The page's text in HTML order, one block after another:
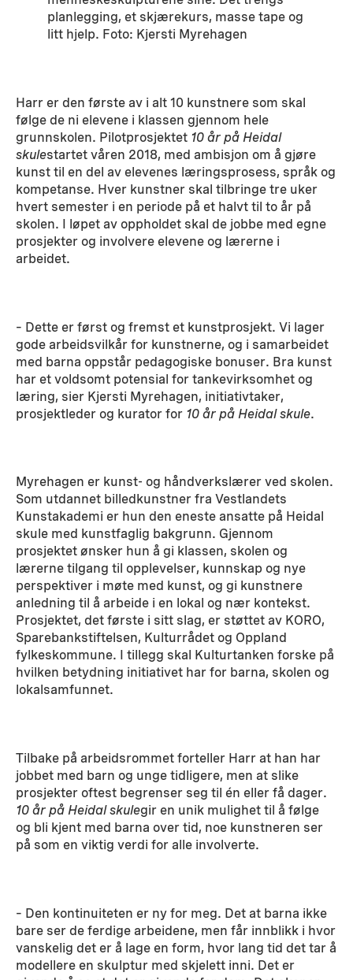
planlegging, et skjærekurs, masse tape og
litt hjelp. Foto: Kjersti Myrehagen
Harr er den første av i alt 10 kunstnere som skal
følge de ni elevene i klassen gjennom hele
grunnskolen. Pilotprosjektet 10 år på Heidal
skulestartet våren 2018, med ambisjon om å gjøre
kunst til en del av elevenes læringsprosess, språk og
kompetanse. Hver kunstner skal tilbringe tre uker
hvert semester i en periode på et halvt til to år på
skolen. I løpet av oppholdet skal de jobbe med egne
prosjekter og involvere elevene og lærerne i
arbeidet.
– Dette er først og fremst et kunstprosjekt. Vi lager
gode arbeidsvilkår for kunstnerne, og i samarbeidet
med barna oppstår pedagogiske bonuser. Bra kunst
har et voldsomt potensial for tankevirksomhet og
læring, sier Kjersti Myrehagen, initiativtaker,
prosjektleder og kurator for 10 år på Heidal skule.
Myrehagen er kunst- og håndverkslærer ved skolen.
Som utdannet billedkunstner fra Vestlandets
Kunstakademi er hun den eneste ansatte på Heidal
skule med kunstfaglig bakgrunn. Gjennom
prosjektet ønsker hun å gi klassen, skolen og
lærerne tilgang til opplevelser, kunnskap og nye
perspektiver i møte med kunst, og gi kunstnere
anledning til å arbeide i en lokal og nær kontekst.
Prosjektet, det første i sitt slag, er støttet av KORO,
Sparebankstiftelsen, Kulturrådet og Oppland
fylkeskommune. I tillegg skal Kulturtanken forske på
hvilken betydning initiativet har for barna, skolen og
lokalsamfunnet.
Tilbake på arbeidsrommet forteller Harr at han har
jobbet med barn og unge tidligere, men at slike
prosjekter oftest begrenser seg til én eller få dager.
10 år på Heidal skulegir en unik mulighet til å følge
og bli kjent med barna over tid, noe kunstneren ser
på som en viktig verdi for alle involverte.
– Den kontinuiteten er ny for meg. Det at barna ikke
bare ser de ferdige arbeidene, men får innblikk i hvor
vanskelig det er å lage en form, hvor lang tid det tar å
modellere en skulptur med skjelett inni. Det er